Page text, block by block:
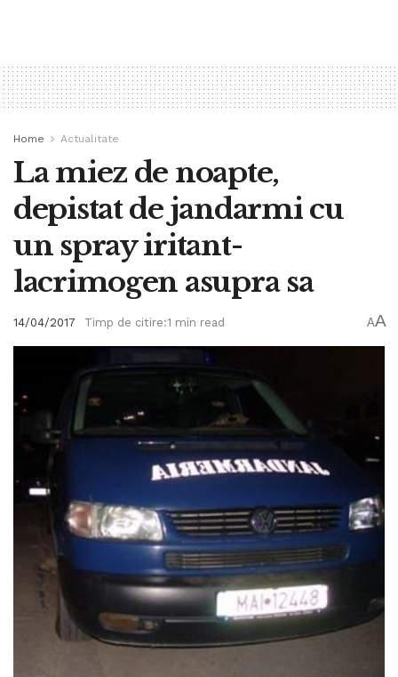
Home Actualitate
La miez de noapte,
depistat de jandarmi cu
un spray iritant-
lacrimogen asupra sa
14/04/2017 Timp de citire:1 min read AA